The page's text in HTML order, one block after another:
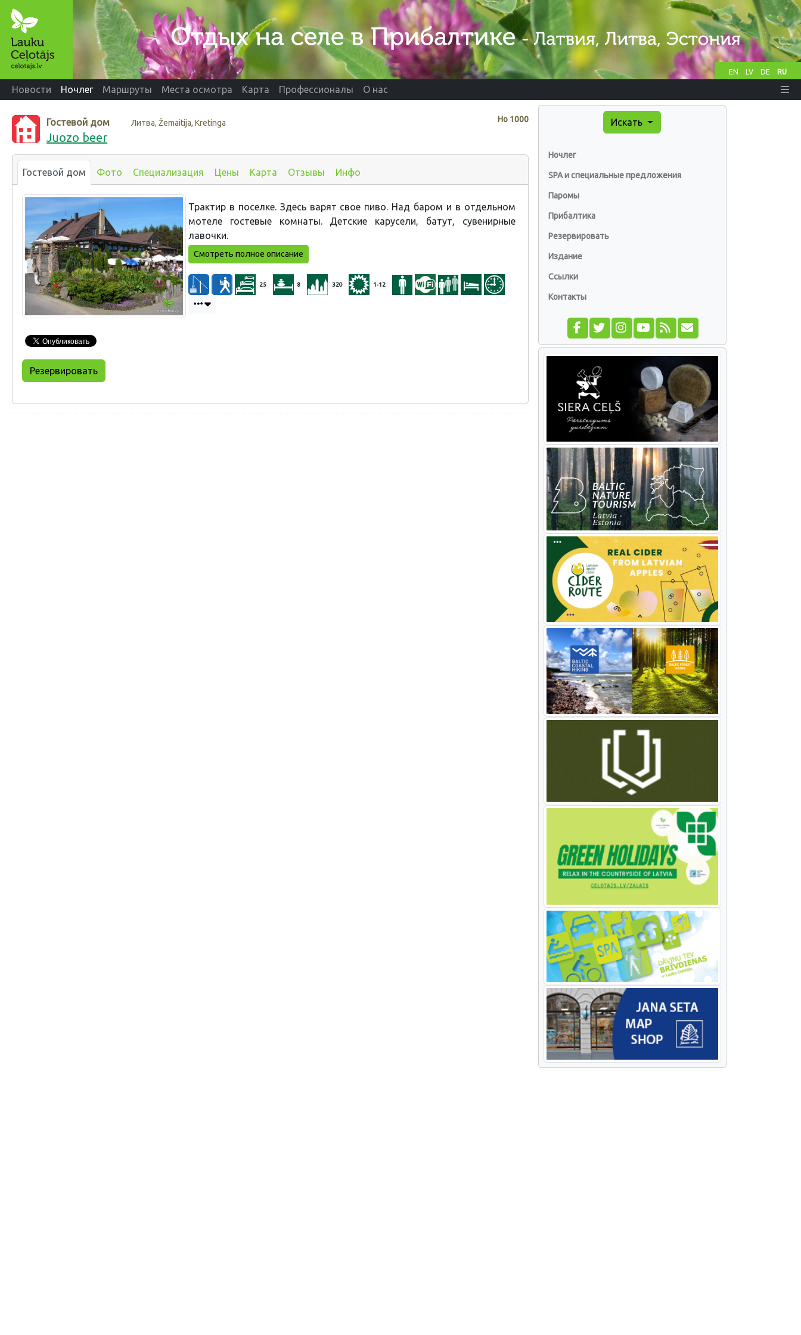
EN LV DE RU
Новости Ночлег Маршруты Места осмотра Карта Профессионалы О нас
Нo 1000
Гостевой дом Литва, Žemaitija, Kretinga
Juozo beer
Гостевой дом Фото Специализация Цены Карта Отзывы Инфо
Трактир в поселке. Здесь варят свое пиво. Над баром и в отдельном
мотеле гостевые комнаты.Детские карусели, батут, сувенирные
лавочки.
Смотреть полное описание
25 8 320 1-12
Резервировать
Искать
Ночлег
SPA и специальные предложения
Паромы
Прибалтика
Резервировать
Издание
Ссылки
Контакты